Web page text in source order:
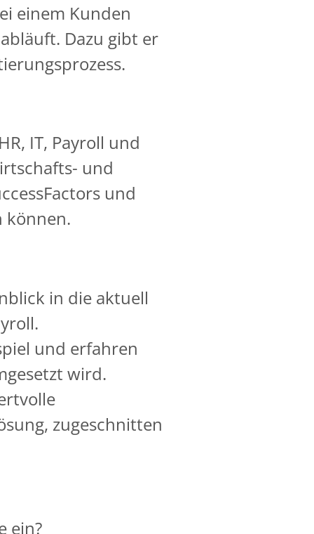
einem Kunden
Dazu gibt er
IT, Payroll und
und
und
können.
in die aktuell
und erfahren
wird.
zugeschnitten
ein?